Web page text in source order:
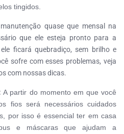
tingidos.
quase que mensal na
que ele esteja pronto para a
ficará quebradiço, sem brilho e
sofre com esses problemas, veja
com nossas dicas.
A partir do momento em que você
fios será necessários cuidados
por isso é essencial ter em casa
e máscaras que ajudam a